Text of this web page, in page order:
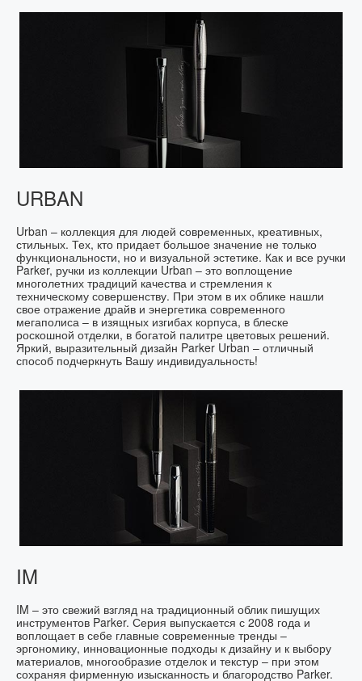
URBAN
Urban – коллекция для людей современных, креативных,
стильных. Тех, кто придает большое значение не только
функциональности, но и визуальной эстетике. Как и все ручки
Parker, ручки из коллекции Urban – это воплощение
многолетних традиций качества и стремления к
техническому совершенству. При этом в их облике нашли
свое отражение драйв и энергетика современного
мегаполиса – в изящных изгибах корпуса, в блеске
роскошной отделки, в богатой палитре цветовых решений.
Яркий, выразительный дизайн Parker Urban – отличный
способ подчеркнуть Вашу индивидуальность!
IM
IM – это свежий взгляд на традиционный облик пишущих
инструментов Parker. Серия выпускается с 2008 года и
воплощает в себе главные современные тренды –
эргономику, инновационные подходы к дизайну и к выбору
материалов, многообразие отделок и текстур – при этом
сохраняя фирменную изысканность и благородство Parker.